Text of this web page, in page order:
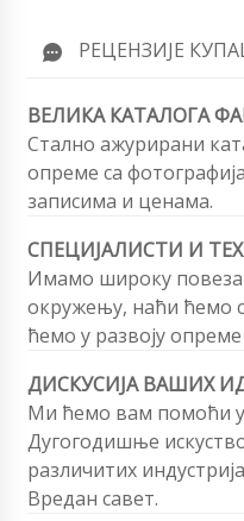
РЕЦЕНЗИЈЕ
ВЕЛИКА КАТАЛОГА
Стално ажурирани
опреме са
записима и ценама.
СПЕЦИЈАЛИСТИ И
Имамо широку
окружењу, наћи ћемо
ћемо у развоју опреме
ДИСКУСИЈА ВАШИХ
Ми ћемо вам помоћи
Дугогодишње
различитих
Вредан савет.